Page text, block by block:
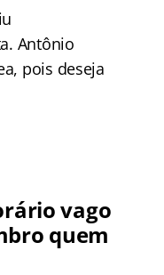
Antônio
pois deseja
vago
quem